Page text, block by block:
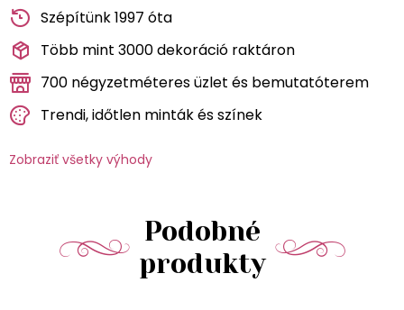
Szépítünk 1997 óta
Több mint 3000 dekoráció raktáron
700 négyzetméteres üzlet és bemutatóterem
Trendi, időtlen minták és színek
Zobraziť všetky výhody
Podobné
produkty